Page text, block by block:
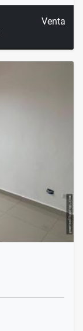
Venta